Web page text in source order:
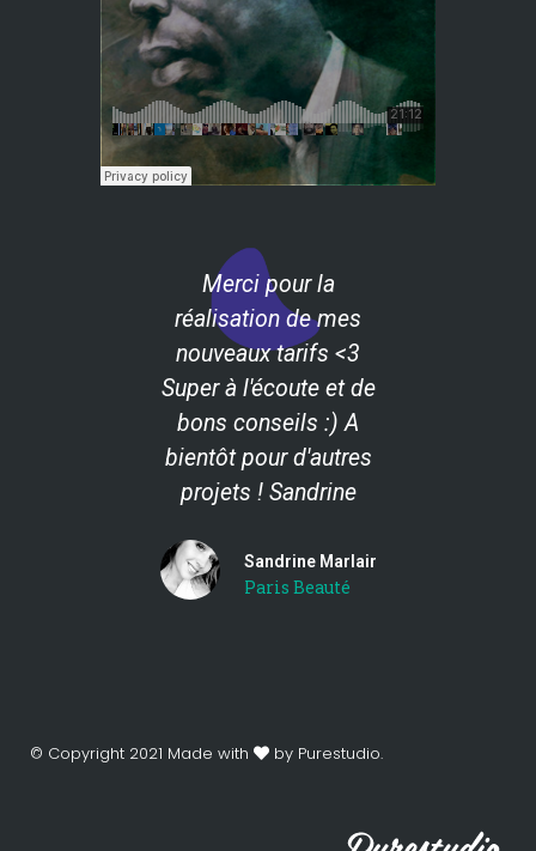
Merci pour la
réalisation de mes
nouveaux tarifs <3
Super à l'écoute et de
bons conseils :) A
bientôt pour d'autres
projets ! Sandrine
Sandrine Marlair
Paris Beauté
© Copyright 2021 Made with by Purestudio.